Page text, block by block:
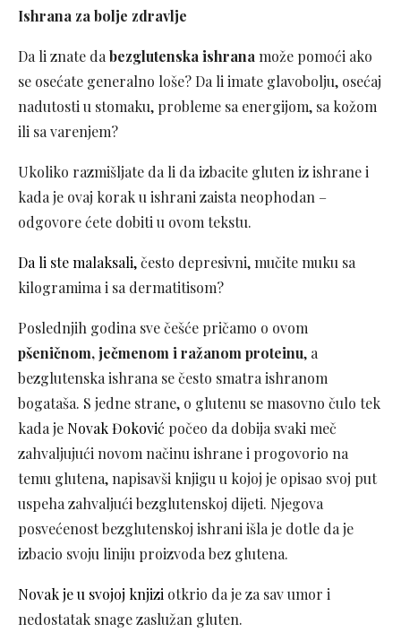
Ishrana za bolje zdravlje
Da li znate dabezglutenska ishranamože pomoći ako
se osećate generalno loše? Da li imate glavobolju, osećaj
nadutosti u stomaku, probleme sa energijom, sa kožom
ili sa varenjem?
Ukoliko razmišljate da li da izbacite gluten iz ishrane i
kada je ovaj korak u ishrani zaista neophodan –
odgovore ćete dobiti u ovom tekstu.
Da li ste malaksali,često depresivni, mučite muku sa
kilogramima i sa dermatitisom?
Poslednjih godina sve češće pričamo o ovom
pšeničnom, ječmenom i ražanom proteinu, a
bezglutenska ishrana se često smatra ishranom
bogataša. S jedne strane, o glutenu se masovno čulo tek
kada je Novak Đoković počeo da dobija svaki meč
zahvaljujući novom načinu ishrane i progovorio na
temu glutena, napisavši knjigu u kojoj je opisao svoj put
uspeha zahvaljući bezglutenskoj dijeti. Njegova
posvećenost bezglutenskoj ishrani išla je dotle da je
izbacio svoju liniju proizvoda bez glutena.
Novak je u svojoj knjizi otkrio da je za sav umor i
nedostatak snage zaslužan gluten.